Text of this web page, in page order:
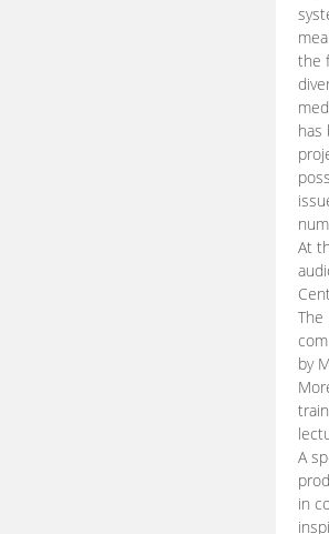
the
has
At
The
by
A
in